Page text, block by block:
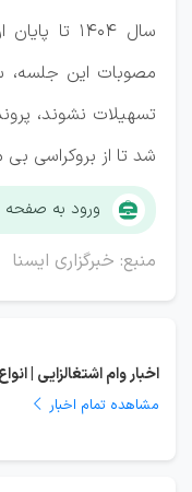
سال ۱۴۰۴
مصوبات این جلسه،
تسهیلات نشوند،
شد تا از بروکراسی
ورود به صفحه
منبع: خبرگزاری ایسنا
اخبار وام اشتغالزایی |
مشاهده تمام اخبار